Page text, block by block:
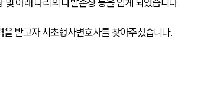
을 받고자 서초형사변호사를 찾아주셨습니다.